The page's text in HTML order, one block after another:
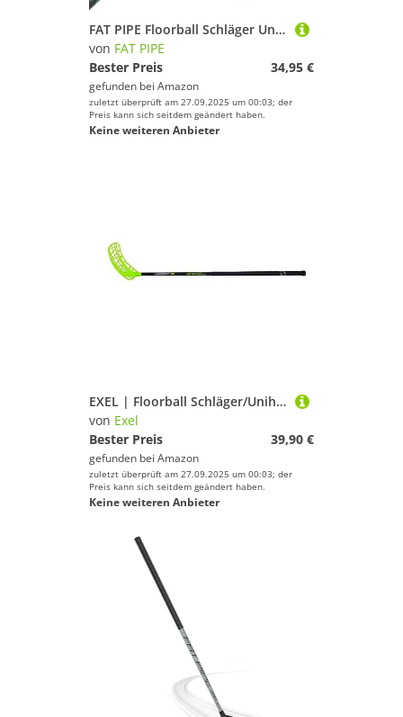
FAT PIPE Floorball Schläger Unihockey Stock Nitro 33 WIZ - Black NEON Green - IFF Zertifiziert, mit WIZ Schaufel/Kelle (Schaftlänge 75 cm, Linke Hand Oben/Rechtsauslage)
von FAT PIPE
Bester Preis
34,95 €
gefunden bei Amazon
zuletzt überprüft am 27.09.2025 um 00:03; der
Preis kann sich seitdem geändert haben.
Keine weiteren Anbieter
EXEL | Floorball Schläger/Unihockey Stock Sharp, Black, High Level Composite/Glassfibre (Linke Hand Oben, Rechtsauslage, Schaftlänge 92 cm, Gesamtlänge 103 cm)
von Exel
Bester Preis
39,90 €
gefunden bei Amazon
zuletzt überprüft am 27.09.2025 um 00:03; der
Preis kann sich seitdem geändert haben.
Keine weiteren Anbieter